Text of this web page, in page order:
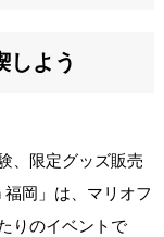
しよう
、限定グッズ販売
岡」は、マリオフ
りのイベントで